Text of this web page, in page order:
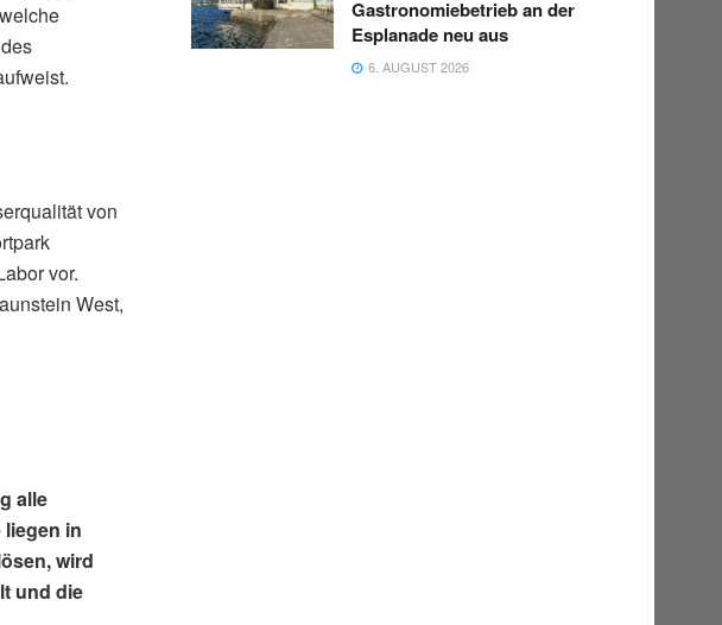
von
vor.
West,
alle
in
wird
und die
Gastronomiebetrieb an der
Esplanade neu aus
6. AUGUST 2026